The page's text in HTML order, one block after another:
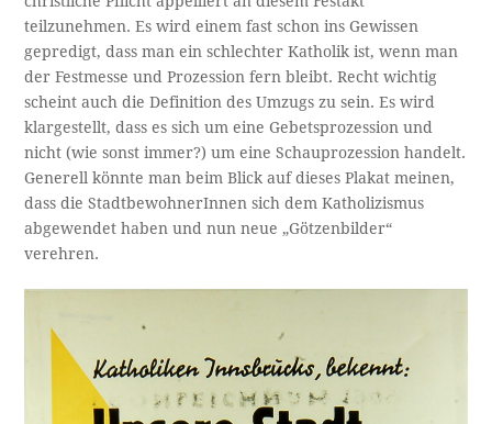
teilzunehmen. Es wird einem fast schon ins Gewissen
gepredigt, dass man ein schlechter Katholik ist, wenn man
der Festmesse und Prozession fern bleibt. Recht wichtig
scheint auch die Definition des Umzugs zu sein. Es wird
klargestellt, dass es sich um eine Gebetsprozession und
nicht (wie sonst immer?) um eine Schauprozession handelt.
Generell könnte man beim Blick auf dieses Plakat meinen,
dass die StadtbewohnerInnen sich dem Katholizismus
abgewendet haben und nun neue „Götzenbilder“
verehren.